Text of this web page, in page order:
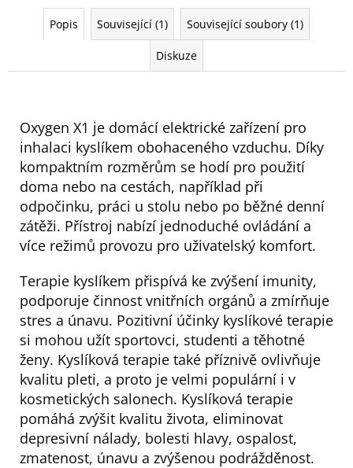
Popis Související (1) Související soubory (1)
Diskuze
Oxygen X1 je domácí elektrické zařízení pro
inhalaci kyslíkem obohaceného vzduchu. Díky
kompaktním rozměrům se hodí pro použití
doma nebo na cestách, například při
odpočinku, práci u stolu nebo po běžné denní
zátěži. Přístroj nabízí jednoduché ovládání a
více režimů provozu pro uživatelský komfort.
Terapie kyslíkem přispívá ke zvýšení imunity,
podporuje činnost vnitřních orgánů a zmírňuje
stres a únavu. Pozitivní účinky kyslíkové terapie
si mohou užít sportovci, studenti a těhotné
ženy. Kyslíková terapie také příznivě ovlivňuje
kvalitu pleti, a proto je velmi populární i v
kosmetických salonech. Kyslíková terapie
pomáhá zvýšit kvalitu života, eliminovat
depresivní nálady, bolesti hlavy, ospalost,
zmatenost, únavu a zvýšenou podrážděnost.